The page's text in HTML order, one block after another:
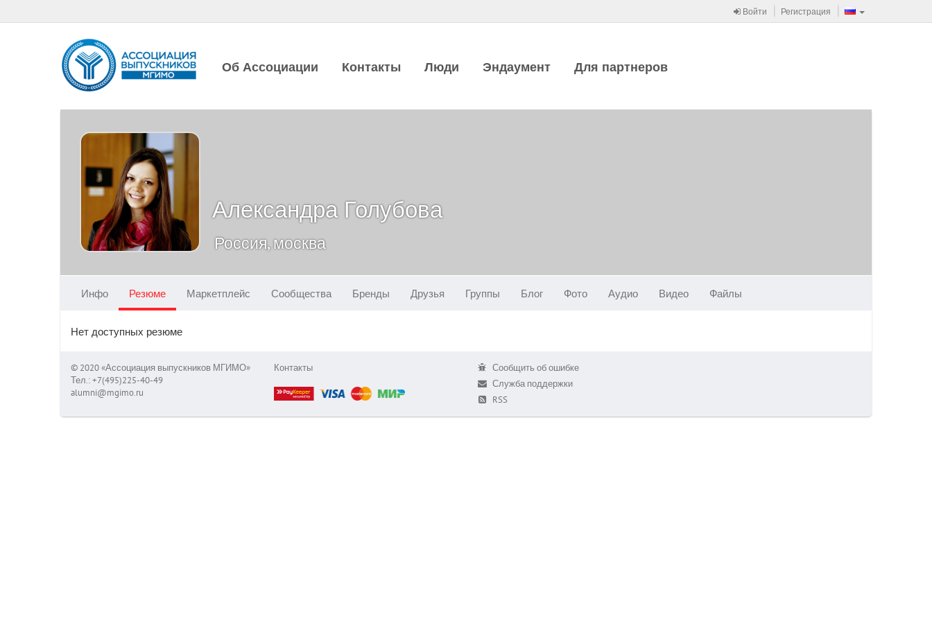
Войти Регистрация
Об Ассоциации Контакты Люди Эндаумент Для партнеров
Александра Голубова
Россия, москва
Инфо Резюме Маркетплейс Сообщества Бренды Друзья Группы Блог Фото Аудио Видео Файлы
Нет доступных резюме
© 2020 «Ассоциация выпускников МГИМО»
Тел.: +7(495)225-40-49
alumni@mgimo.ru
Контакты
Сообщить об ошибке
Служба поддержки
RSS